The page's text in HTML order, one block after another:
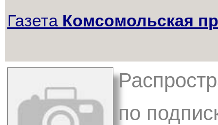
Газета Комсомольская
по